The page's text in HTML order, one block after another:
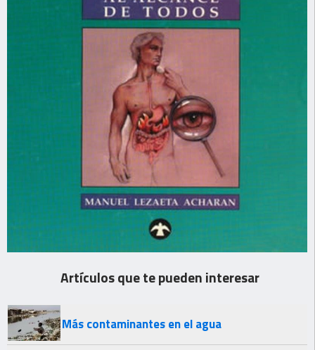
Artículos que te pueden interesar
Más contaminantes en el agua